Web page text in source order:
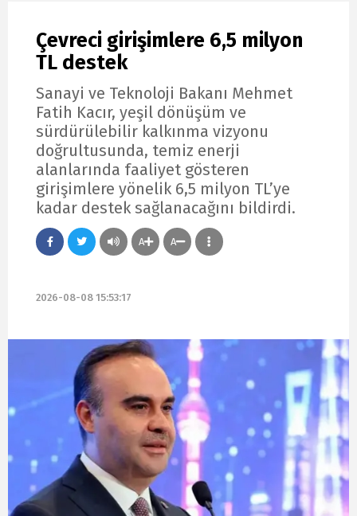
Çevreci girişimlere 6,5 milyon
TL destek
Sanayi ve Teknoloji Bakanı Mehmet
Fatih Kacır, yeşil dönüşüm ve
sürdürülebilir kalkınma vizyonu
doğrultusunda, temiz enerji
alanlarında faaliyet gösteren
girişimlere yönelik 6,5 milyon TL’ye
kadar destek sağlanacağını bildirdi.
A A
2026-08-08 15:53:17